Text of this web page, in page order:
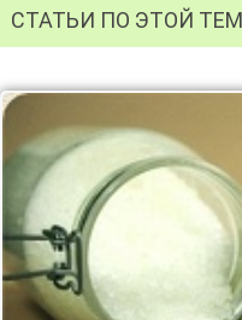
СТАТЬИ ПО ЭТОЙ